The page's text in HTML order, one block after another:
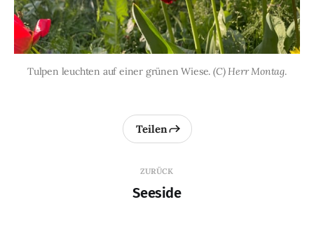
Tulpen leuchten auf einer grünen Wiese. (C) Herr Montag.
ZURÜCK
Seeside
Teilen